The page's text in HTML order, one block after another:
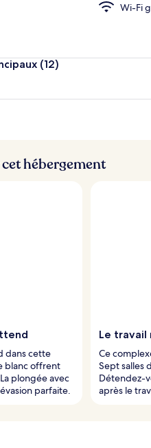
n
i
e
s
Wi-Fi
(12)
hébergement
dans cette
blanc offrent
plongée avec
parfaite.
Le travail
Ce
Sept salles
Détendez-
après le